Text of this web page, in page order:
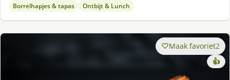
Borrelhapjes & tapas Ontbijt & Lunch
Maak favoriet2
👍